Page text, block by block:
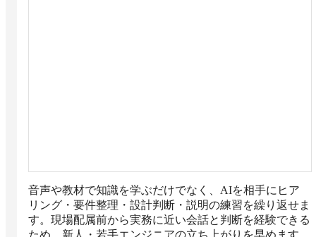
音声や教材で知識を学ぶだけでなく、AIを相手にヒア
リング・要件整理・設計判断・説明の練習を繰り返せま
す。現場配属前から実務に近い会話と判断を経験できる
ため、新人・若手エンジニアの立ち上がりを早めます。